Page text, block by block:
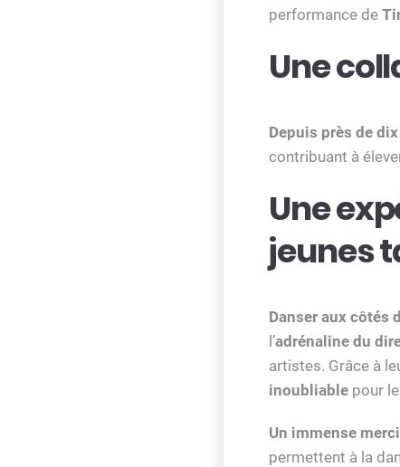
performance de
Une
Depuis près de
contribuant à
Une
jeunes
Danser aux côtés
l’adrénaline du
artistes. Grâce à
inoubliable pour
Un immense
permettent à la